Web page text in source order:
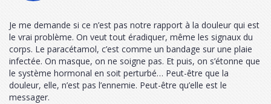
Je me demande si ce n’est pas notre rapport à la douleur qui est
le vrai problème. On veut tout éradiquer, même les signaux du
corps. Le paracétamol, c’est comme un bandage sur une plaie
infectée. On masque, on ne soigne pas. Et puis, on s’étonne que
le système hormonal en soit perturbé… Peut-être que la
douleur, elle, n’est pas l’ennemie. Peut-être qu’elle est le
messager.